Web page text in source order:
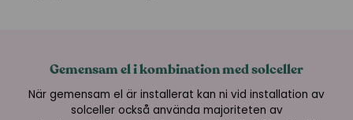
Gemensam el i kombination med solceller
När gemensam el är installerat kan ni vid installation av
solceller också använda majoriteten av